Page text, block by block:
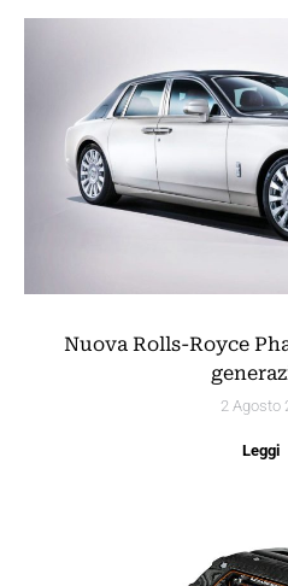
Nuova Rolls-Royce
2 Agosto
Leggi